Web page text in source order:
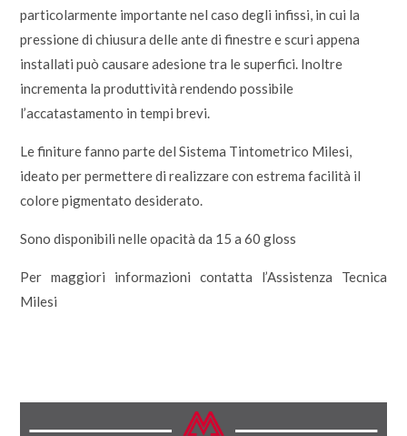
particolarmente importante nel caso degli infissi, in cui la
pressione di chiusura delle ante di finestre e scuri appena
installati può causare adesione tra le superfici. Inoltre
incrementa la produttività rendendo possibile
l’accatastamento in tempi brevi.
Le finiture fanno parte del Sistema Tintometrico Milesi,
ideato per permettere di realizzare con estrema facilità il
colore pigmentato desiderato.
Sono disponibili nelle opacità da 15 a 60 gloss
Per maggiori informazioni contatta l’Assistenza Tecnica
Milesi